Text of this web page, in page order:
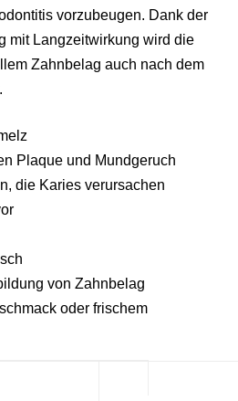
vorzubeugen. Dank der
mit Langzeitwirkung wird die
Zahnbelag auch nach dem
Plaque und Mundgeruch
die Karies verursachen
von Zahnbelag
oder frischem